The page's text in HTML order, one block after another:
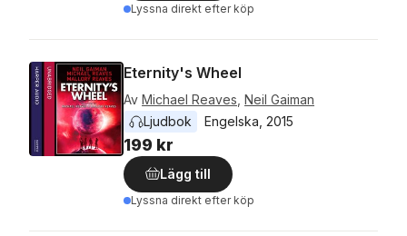
Lyssna direkt efter köp
Eternity's Wheel
Av Michael Reaves Neil Gaiman
Ljudbok
Engelska 2015
199 kr
Lägg till
Lyssna direkt efter köp